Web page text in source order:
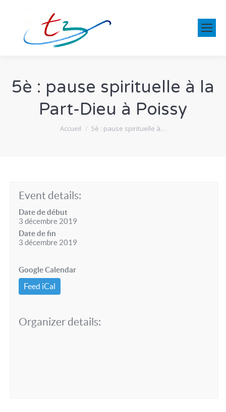
5è : pause spirituelle à la
Part-Dieu à Poissy
Vous êtes ici :
Accueil 5è : pause spirituelle à…
Event details:
Date de début
3 décembre 2019
Date de fin
3 décembre 2019
Google Calendar
Feed iCal
Organizer details: